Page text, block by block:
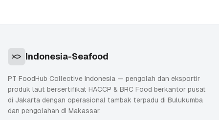
Indonesia-Seafood
PT FoodHub Collective Indonesia — pengolah dan eksportir
produk laut bersertifikat HACCP & BRC Food berkantor pusat
di Jakarta dengan operasional tambak terpadu di Bulukumba
dan pengolahan di Makassar.